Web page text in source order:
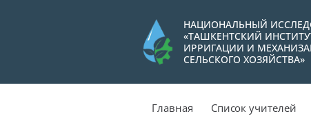
НАЦИОНАЛЬНЫЙ
«ТАШКЕНТСКИЙ
ИРРИГАЦИИ И
СЕЛЬСКОГО ХОЗЯЙСТВА»
Главная Список учителей